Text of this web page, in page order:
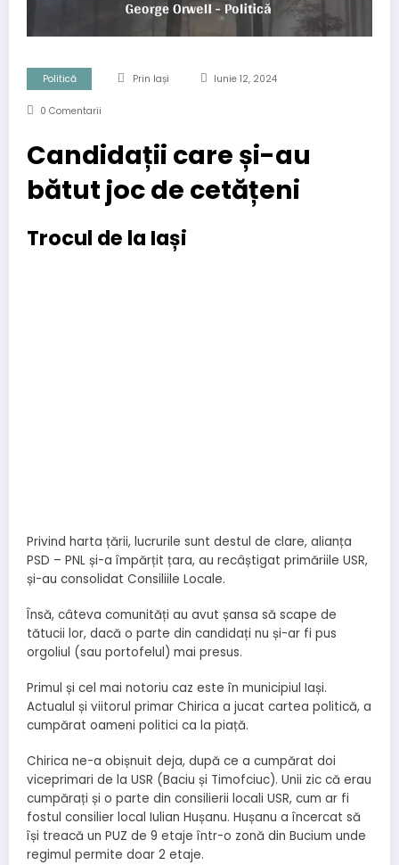
Politică Prin Iași Iunie 12, 2024
0 Comentarii
Candidații care și-au
bătut joc de cetățeni
Trocul de la Iași
Privind harta țării, lucrurile sunt destul de clare, alianța
PSD – PNL și-a împărțit țara, au recâștigat primăriile USR,
și-au consolidat Consiliile Locale.
Însă, câteva comunități au avut șansa să scape de
tătucii lor, dacă o parte din candidați nu și-ar fi pus
orgoliul (sau portofelul) mai presus.
Primul și cel mai notoriu caz este în municipiul Iași.
Actualul și viitorul primar Chirica a jucat cartea politică, a
cumpărat oameni politici ca la piață.
Chirica ne-a obișnuit deja, după ce a cumpărat doi
viceprimari de la USR (Baciu și Timofciuc). Unii zic că erau
cumpărați și o parte din consilierii locali USR, cum ar fi
fostul consilier local Iulian Hușanu. Hușanu a încercat să
își treacă un PUZ de 9 etaje într-o zonă din Bucium unde
regimul permite doar 2 etaje.